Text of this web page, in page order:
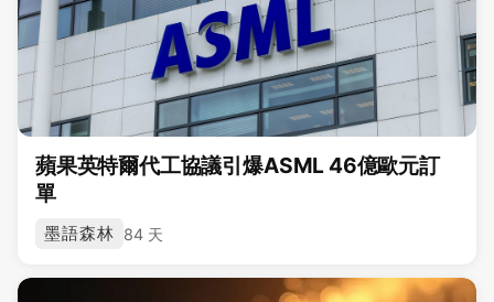
蘋果英特爾代工協議引爆ASML 46億歐元訂
單
墨語森林 84 天